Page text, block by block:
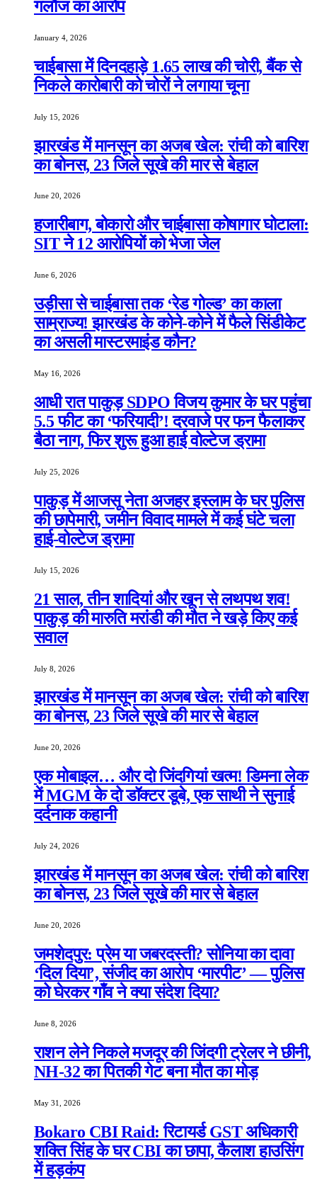
गलौज का आरोप
January 4, 2026
चाईबासा में दिनदहाड़े 1.65 लाख की चोरी, बैंक से
निकले कारोबारी को चोरों ने लगाया चूना
July 15, 2026
झारखंड में मानसून का अजब खेल: रांची को बारिश
का बोनस, 23 जिले सूखे की मार से बेहाल
June 20, 2026
हजारीबाग, बोकारो और चाईबासा कोषागार घोटाला:
SIT ने 12 आरोपियों को भेजा जेल
June 6, 2026
उड़ीसा से चाईबासा तक ‘रेड गोल्ड’ का काला
साम्राज्य! झारखंड के कोने-कोने में फैले सिंडीकेट
का असली मास्टरमाइंड कौन?
May 16, 2026
आधी रात पाकुड़ SDPO विजय कुमार के घर पहुंचा
5.5 फीट का ‘फरियादी’! दरवाजे पर फन फैलाकर
बैठा नाग, फिर शुरू हुआ हाई वोल्टेज ड्रामा
July 25, 2026
पाकुड़ में आजसू नेता अजहर इस्लाम के घर पुलिस
की छापेमारी, जमीन विवाद मामले में कई घंटे चला
हाई-वोल्टेज ड्रामा
July 15, 2026
21 साल, तीन शादियां और खून से लथपथ शव!
पाकुड़ की मारुति मरांडी की मौत ने खड़े किए कई
सवाल
July 8, 2026
झारखंड में मानसून का अजब खेल: रांची को बारिश
का बोनस, 23 जिले सूखे की मार से बेहाल
June 20, 2026
एक मोबाइल… और दो जिंदगियां खत्म! डिमना लेक
में MGM के दो डॉक्टर डूबे, एक साथी ने सुनाई
दर्दनाक कहानी
July 24, 2026
झारखंड में मानसून का अजब खेल: रांची को बारिश
का बोनस, 23 जिले सूखे की मार से बेहाल
June 20, 2026
जमशेदपुर: प्रेम या जबरदस्ती? सोनिया का दावा
‘दिल दिया’, संजीद का आरोप ‘मारपीट’ — पुलिस
को घेरकर गाँव ने क्या संदेश दिया?
June 8, 2026
राशन लेने निकले मजदूर की जिंदगी ट्रेलर ने छीनी,
NH-32 का पितकी गेट बना मौत का मोड़
May 31, 2026
Bokaro CBI Raid: रिटायर्ड GST अधिकारी
शक्ति सिंह के घर CBI का छापा, कैलाश हाउसिंग
में हड़कंप